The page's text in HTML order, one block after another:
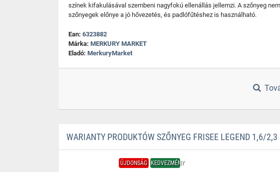
színek kifakulásával szembeni nagyfokú ellenállás jellemzi. A szőnyeg
szőnyegek előnye a jó hővezetés, és padlófűtéshez is használható.
Ean: 6323882
Márka: MERKURY MARKET
Eladó: MerkuryMarket
WARIANTY PRODUKTÓW SZŐNYEG FRISEE LEGEND 1,6/
ÚJDONSÁG KEDVEZMÉNY